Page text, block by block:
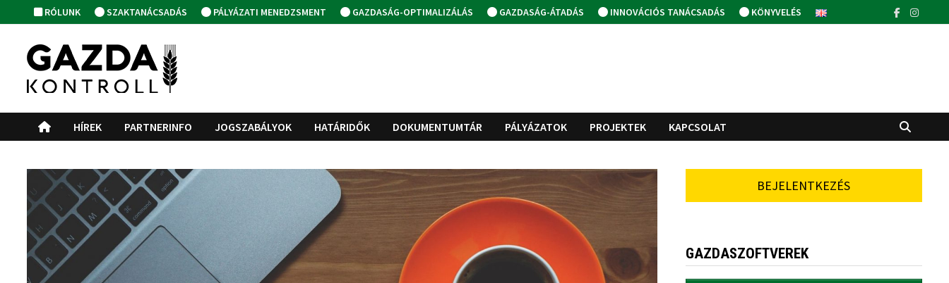
to
content
RÓLUNK SZAKTANÁCSADÁS PÁLYÁZATI MENEDZSMENT GAZDASÁG-OPTIMALIZÁLÁS GAZDASÁG-ÁTADÁS INNOVÁCIÓS TANÁCSADÁS KÖNYVELÉS
HÍREK PARTNERINFO JOGSZABÁLYOK HATÁRIDŐK DOKUMENTUMTÁR PÁLYÁZATOK PROJEKTEK KAPCSOLAT
BEJELENTKEZÉS
GAZDASZOFTVEREK